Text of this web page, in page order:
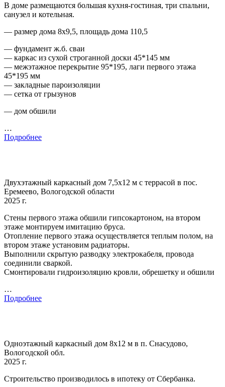
В доме размещаются большая кухня-гостиная, три спальни,
санузел и котельная.
— размер дома 8х9,5, площадь дома 110,5
— фундамент ж.б. сваи
— каркас из сухой строганной доски 45*145 мм
— межэтажное перекрытие 95*195, лаги первого этажа
45*195 мм
— закладные пароизоляции
— сетка от грызунов
— дом обшили
…
Подробнее
Двухэтажный каркасный дом 7,5х12 м с террасой в пос.
Еремеево, Вологодской области
2025 г.
Стены первого этажа обшили гипсокартоном, на втором
этаже монтируем имитацию бруса.
Отопление первого этажа осуществляется теплым полом, на
втором этаже установим радиаторы.
Выполнили скрытую разводку электрокабеля, провода
соединили сваркой.
Смонтировали гидроизоляцию кровли, обрешетку и обшили
…
Подробнее
Одноэтажный каркасный дом 8х12 м в п. Снасудово,
Вологодской обл.
2025 г.
Строительство производилось в ипотеку от Сбербанка.